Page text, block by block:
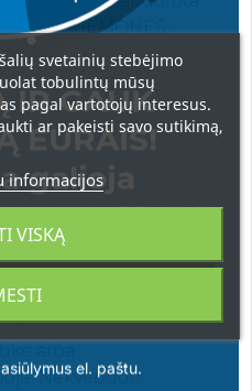
PRIEMONĖS:
atviros liepsnos ir
Nepurkšti į
šaltinį. Nepradurti
nepasiekiamoje
saulės spindulių.
50 °C / 122 °F
į akis,
į vidų. Vengti ilgo
Nekvėpuoti
svetainių stebėjimo
tobulintų mūsų
pagal vartotojų interesus.
ar pakeisti savo sutikimą,
informacijos
VISKĄ
IR GAUK
EURAIS!
galioja
nuo 49 € !
el. paštu.